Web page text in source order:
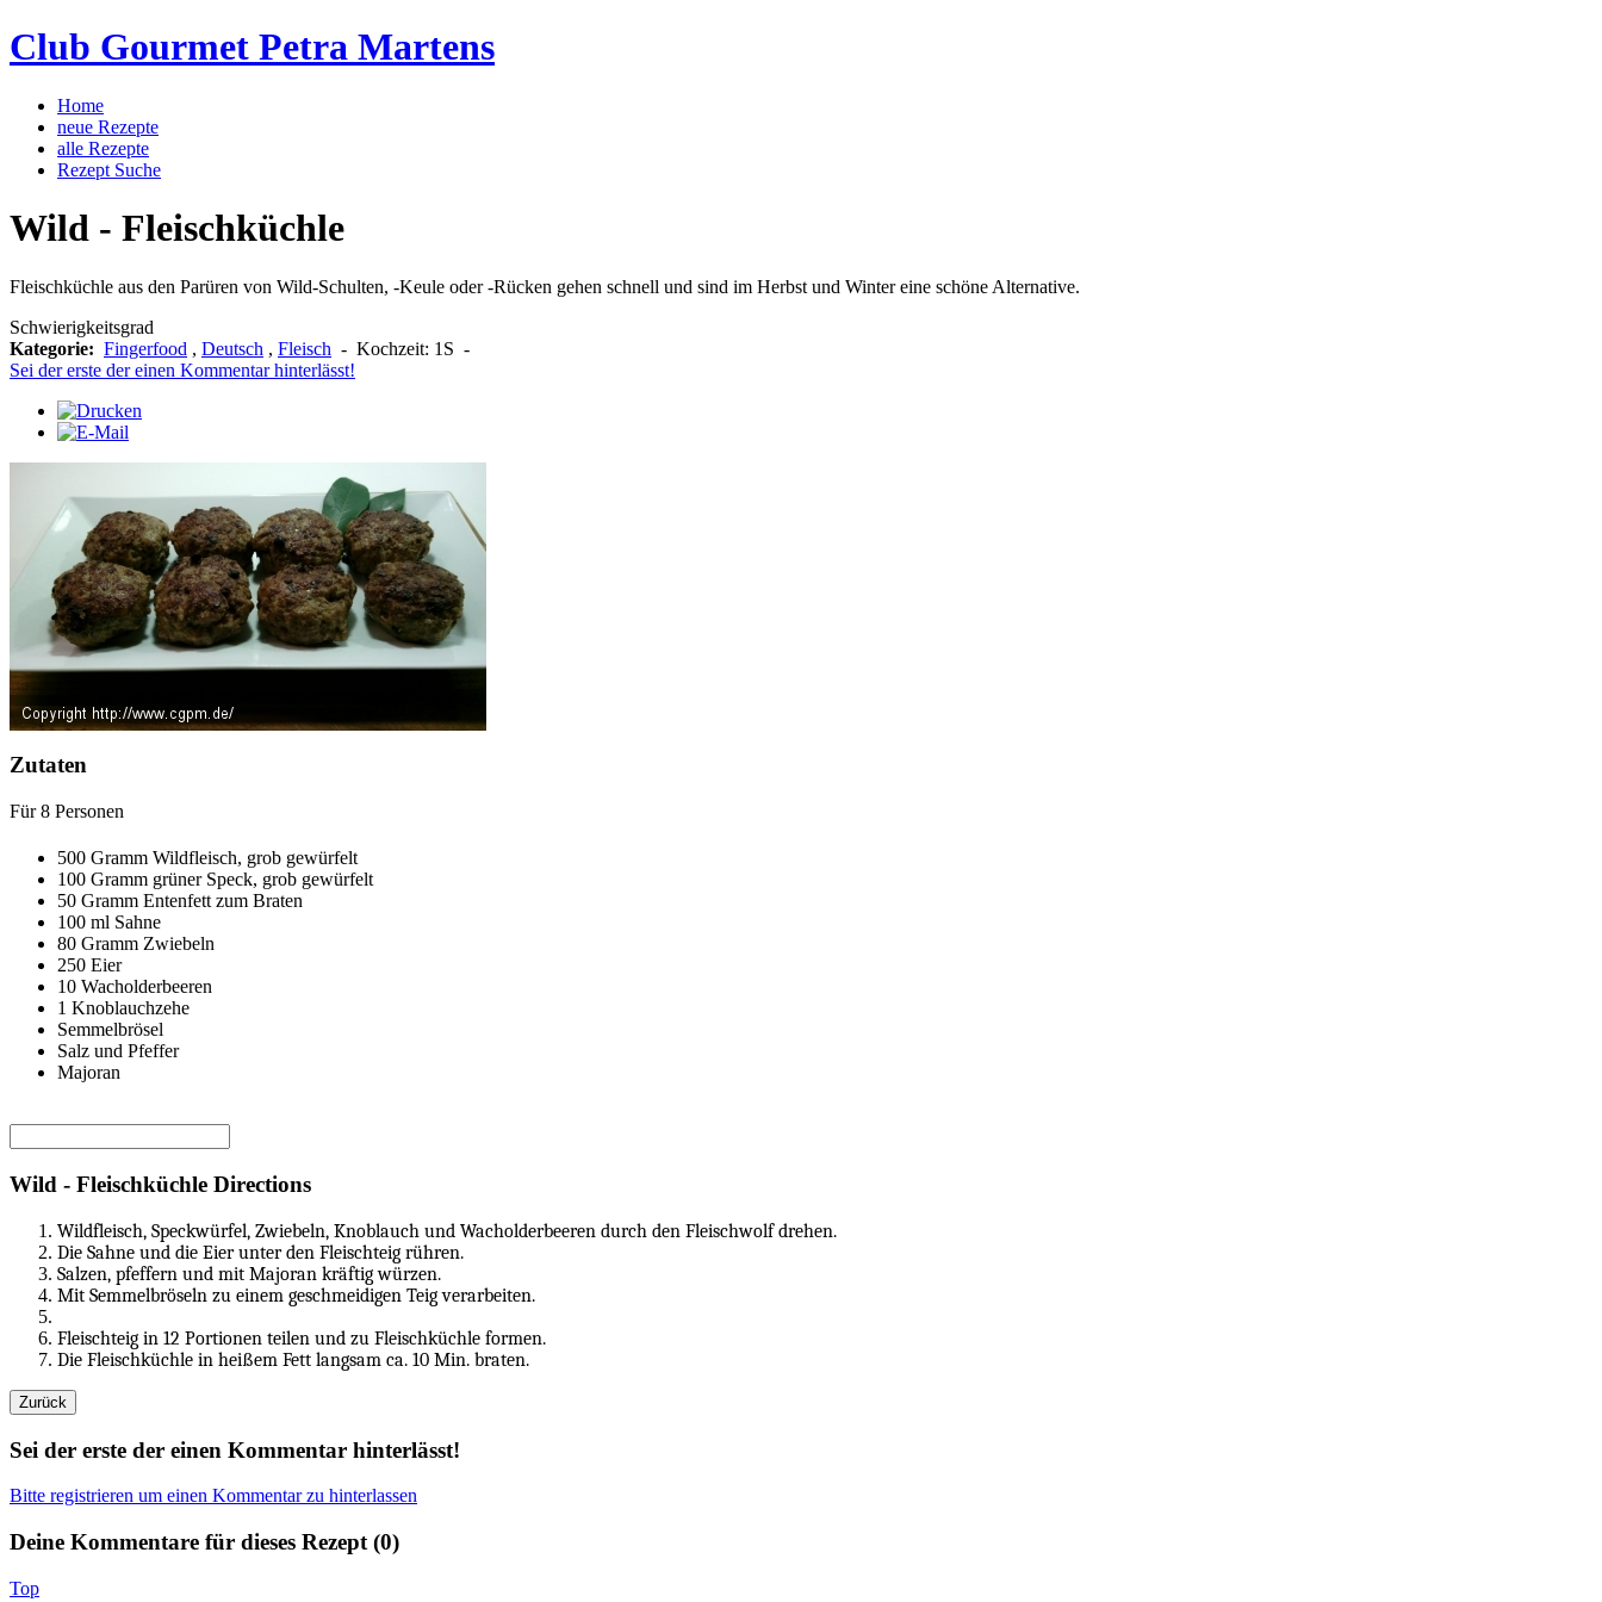
Club Gourmet Petra Martens
Home
neue Rezepte
alle Rezepte
Rezept Suche
Wild - Fleischküchle
Fleischküchle aus den Parüren von Wild-Schulten, -Keule oder -Rücken gehen schnell und sind im Herbst und Winter eine schöne Alternative.
Schwierigkeitsgrad
Kategorie: Fingerfood , Deutsch , Fleisch - Kochzeit: 1S -
Sei der erste der einen Kommentar hinterlässt!
Zutaten
Für8 Personen
500 Gramm Wildfleisch, grob gewürfelt
100 Gramm grüner Speck, grob gewürfelt
50 Gramm Entenfett zum Braten
100 ml Sahne
80 Gramm Zwiebeln
250 Eier
10 Wacholderbeeren
1 Knoblauchzehe
Semmelbrösel
Salz und Pfeffer
Majoran
Wild - Fleischküchle Directions
Wildfleisch, Speckwürfel, Zwiebeln, Knoblauch und Wacholderbeeren durch den Fleischwolf drehen.
Die Sahne und die Eier unter den Fleischteig rühren.
Salzen, pfeffern und mit Majoran kräftig würzen.
Mit Semmelbröseln zu einem geschmeidigen Teig verarbeiten.
Fleischteig in 12 Portionen teilen und zu Fleischküchle formen.
Die Fleischküchle in heißem Fett langsam ca. 10 Min. braten.
Sei der erste der einen Kommentar hinterlässt!
Bitte registrieren um einen Kommentar zu hinterlassen
Deine Kommentare für dieses Rezept (0)
Top